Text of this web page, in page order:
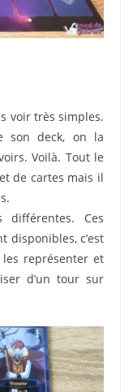
voir très simples.
son deck, on la
Voilà. Tout le
de cartes mais il
Ces
disponibles, c’est
représenter et
d’un tour sur